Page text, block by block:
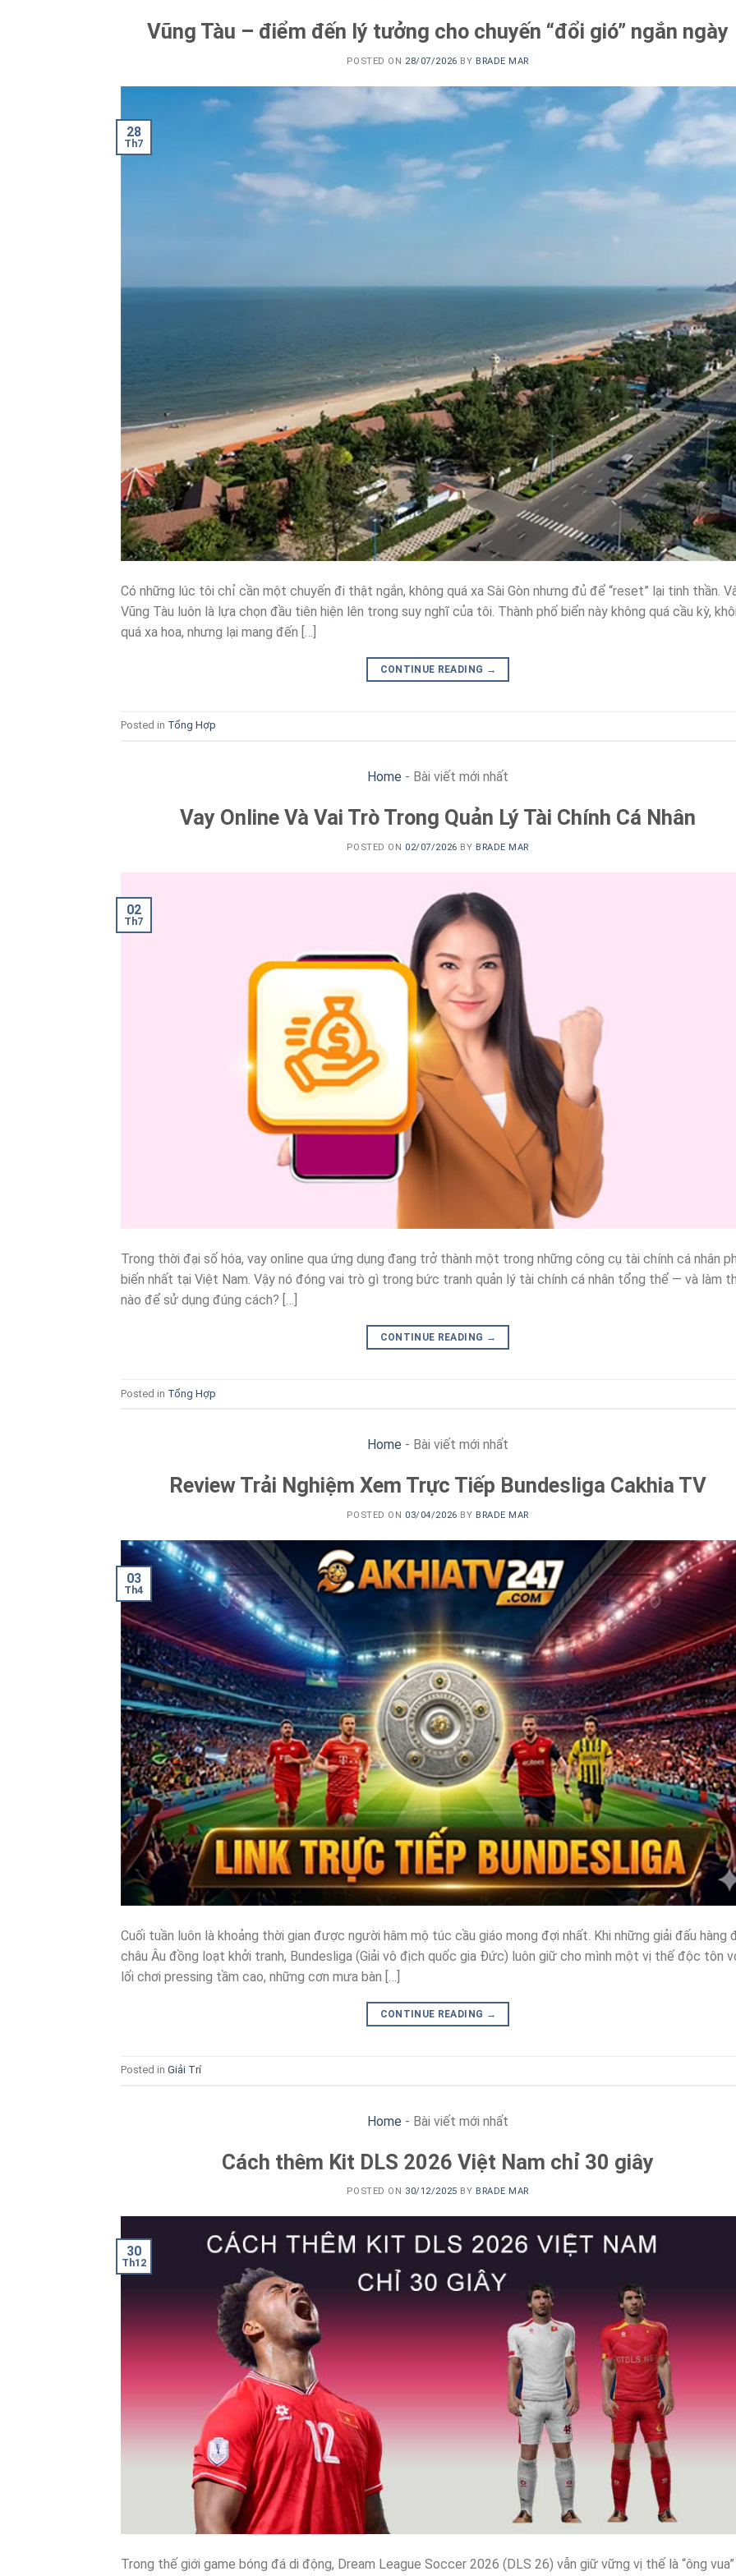
Vũng Tàu – điểm đến lý tưởng cho chuyến “đổi gió” ngắn ngày
POSTED ON 28/07/2026 BY BRADE MAR
28
Th7
Có những lúc tôi chỉ cần một chuyến đi thật ngắn, không quá xa Sài Gòn nhưng đủ để “reset” lại tinh thần.
Vũng Tàu luôn là lựa chọn đầu tiên hiện lên trong suy nghĩ của tôi. Thành phố biển này không quá cầu kỳ,
quá xa hoa, nhưng lại mang đến […]
CONTINUE READING →
Posted in Tổng Hợp
Home - Bài viết mới nhất
Vay Online Và Vai Trò Trong Quản Lý Tài Chính Cá Nhân
POSTED ON 02/07/2026 BY BRADE MAR
02
Th7
Trong thời đại số hóa, vay online qua ứng dụng đang trở thành một trong những công cụ tài chính cá nhân
biến nhất tại Việt Nam. Vậy nó đóng vai trò gì trong bức tranh quản lý tài chính cá nhân tổng thể — và làm
nào để sử dụng đúng cách? […]
CONTINUE READING →
Posted in Tổng Hợp
Home - Bài viết mới nhất
Review Trải Nghiệm Xem Trực Tiếp Bundesliga Cakhia TV
POSTED ON 03/04/2026 BY BRADE MAR
03
Th4
Cuối tuần luôn là khoảng thời gian được người hâm mộ túc cầu giáo mong đợi nhất. Khi những giải đấu hàng
châu Âu đồng loạt khởi tranh, Bundesliga (Giải vô địch quốc gia Đức) luôn giữ cho mình một vị thế độc tôn
lối chơi pressing tầm cao, những cơn mưa bàn […]
CONTINUE READING →
Posted in Giải Trí
Home - Bài viết mới nhất
Cách thêm Kit DLS 2026 Việt Nam chỉ 30 giây
POSTED ON 30/12/2025 BY BRADE MAR
30
Th12
Trong thế giới game bóng đá di động, Dream League Soccer 2026 (DLS 26) vẫn giữ vững vị thế là “ông vua”